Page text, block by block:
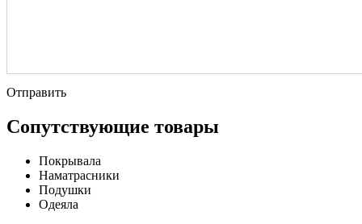
Отправить
Сопутствующие товары
Покрывала
Наматрасники
Подушки
Одеяла